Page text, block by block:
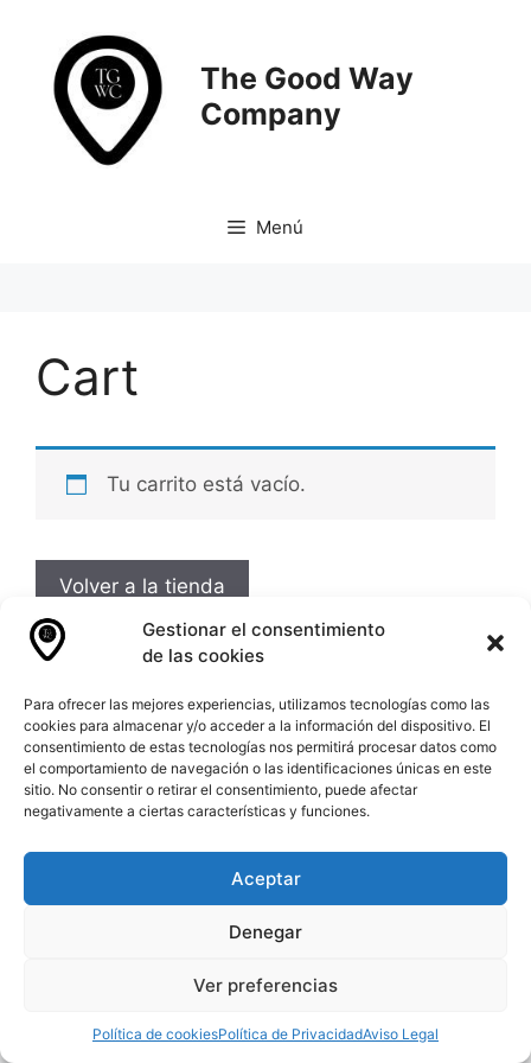
Gestionar el consentimiento
de las cookies
Para ofrecer las mejores experiencias, utilizamos tecnologías como las
cookies para almacenar y/o acceder a la información del dispositivo. El
consentimiento de estas tecnologías nos permitirá procesar datos como
el comportamiento de navegación o las identificaciones únicas en este
sitio. No consentir o retirar el consentimiento, puede afectar
negativamente a ciertas características y funciones.
Aceptar
Denegar
Ver preferencias
Política de cookiesPolítica de PrivacidadAviso Legal
contenido
The Good Way
Company
Menú
Cart
Tu carrito está vacío.
Volver a la tienda
The Good Way Company 2026©